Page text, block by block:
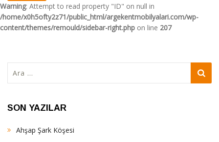
Warning: Attempt to read property "ID" on null in
/home/x0h5ofty2z71/public_html/argekentmobilyalari.com/wp-
content/themes/remould/sidebar-right.php on line 207
SON YAZILAR
Ahşap Şark Köşesi